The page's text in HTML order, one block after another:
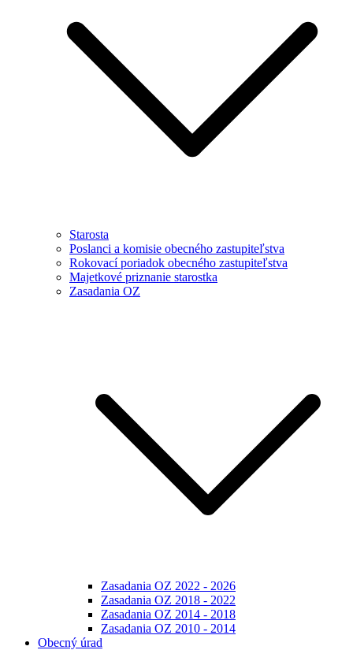
Starosta
Poslanci a komisie obecného zastupiteľstva
Rokovací poriadok obecného zastupiteľstva
Majetkové priznanie starostka
Zasadania OZ
Zasadania OZ 2022 - 2026
Zasadania OZ 2018 - 2022
Zasadania OZ 2014 - 2018
Zasadania OZ 2010 - 2014
Obecný úrad